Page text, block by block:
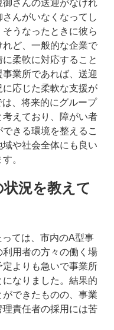
さんの送迎がなけれ
んがいなくなってし
うなったときに彼ら
ど、一般的な企業で
柔軟に対応すること
業所であれば、送迎
応じた柔軟な支援が
、将来的にグループ
えており、障がい者
きる環境を整えるこ
や社会全体にも良い
。
況を教えて
ては、市内のA型事
用者の方々の働く場
よりも急いで事業所
なりました。結果的
できたものの、事業
責任者の採用には苦